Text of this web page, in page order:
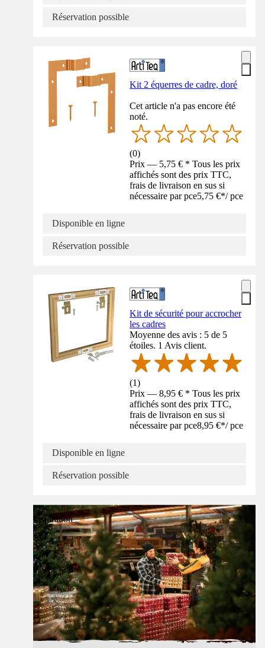
Réservation possible
Kit 2 équerres de cadre, doré
Cet article n'a pas encore été
noté.
(0)
Prix — 5,75 € * Tous les prix
affichés sont des prix TTC,
frais de livraison en sus si
nécessaire par pce5,75 €*/ pce
Disponible en ligne
Réservation possible
Kit de sécurité pour accrocher
les cadres
Moyenne des avis : 5 de 5
étoiles. 1 Avis client.
(1)
Prix — 8,95 € * Tous les prix
affichés sont des prix TTC,
frais de livraison en sus si
nécessaire par pce8,95 €*/ pce
Disponible en ligne
Réservation possible
Inspiration